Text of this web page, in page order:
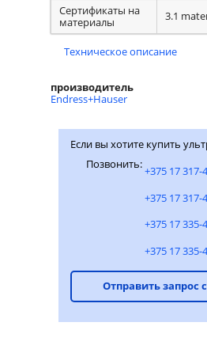
Сертификаты на
материалы
3.1
Техническое описание
производитель
Endress+Hauser
Если вы хотите купить
Позвонить:
+375 17 317-
+375 17 317-
+375 17 335-
+375 17 335-
Отправить запрос